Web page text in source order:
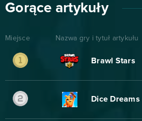
Gorące artykuły
Miejsce Nazwa gry i tytuł artykułu
Brawl Stars
Dice